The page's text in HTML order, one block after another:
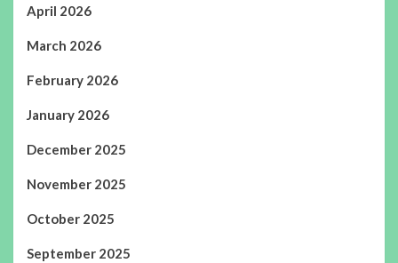
April 2026
March 2026
February 2026
January 2026
December 2025
November 2025
October 2025
September 2025